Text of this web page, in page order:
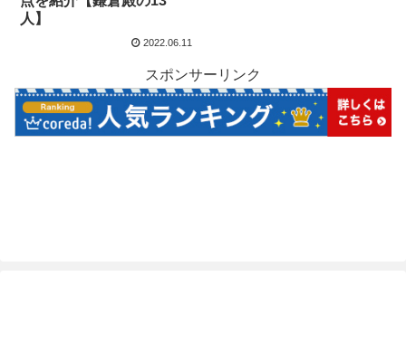
人】
2022.06.11
スポンサーリンク